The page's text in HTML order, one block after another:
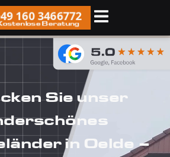
160 3466772
Beratung
Sie unser
in Oelde –